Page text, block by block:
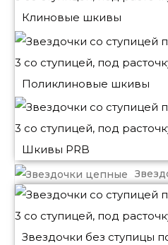
Клиновые шкивы
Поликлиновые шкивы
Шкивы PRB
Звездочки без ступицы